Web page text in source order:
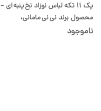
پک ۱۱ تکه لباس نوزاد نخ پنبه ای –
محصول برند نی نی مامانی،
فروشگاه شیدا
ناموجود